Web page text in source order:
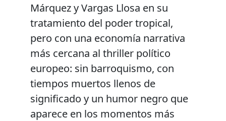
Márquez y Vargas Llosa en su
tratamiento del poder tropical,
pero con una economía narrativa
más cercana al thriller político
europeo: sin barroquismo, con
tiempos muertos llenos de
significado y un humor negro que
aparece en los momentos más